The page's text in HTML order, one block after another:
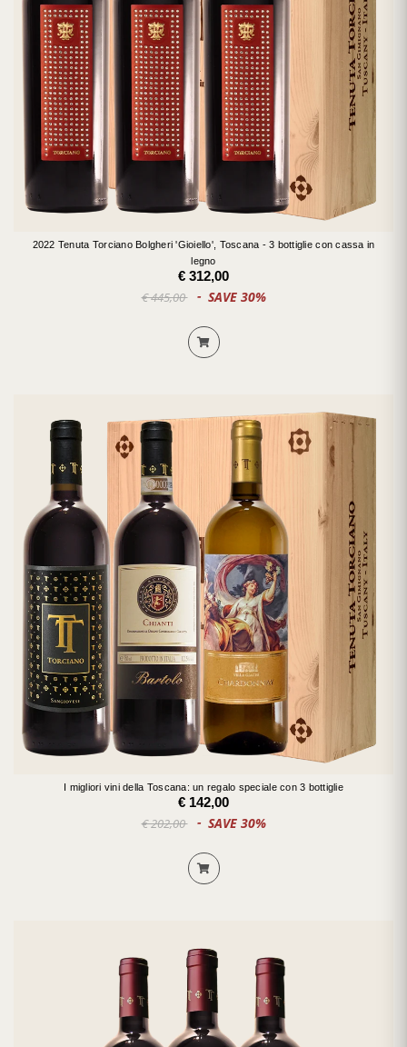
2022 Tenuta Torciano Bolgheri 'Gioiello', Toscana - 3 bottiglie con cassa in
legno
€ 312,00
€ 445,00 SAVE 30%
I migliori vini della Toscana: un regalo speciale con 3 bottiglie
€ 142,00
€ 202,00 SAVE 30%